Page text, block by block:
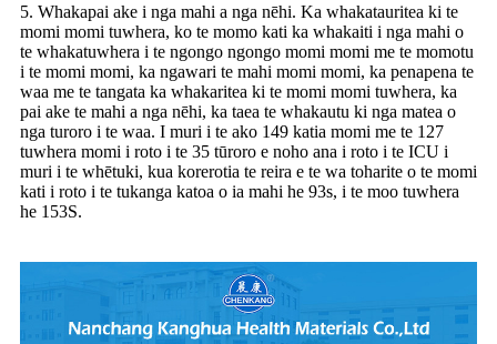
5. Whakapai ake i nga mahi a nga nēhi. Ka whakatauritea ki te
momi momi tuwhera, ko te momo kati ka whakaiti i nga mahi o
te whakatuwhera i te ngongo ngongo momi momi me te momotu
i te momi momi, ka ngawari te mahi momi momi, ka penapena te
waa me te tangata ka whakaritea ki te momi momi tuwhera, ka
pai ake te mahi a nga nēhi, ka taea te whakautu ki nga matea o
nga turoro i te waa. I muri i te ako 149 katia momi me te 127
tuwhera momi i roto i te 35 tūroro e noho ana i roto i te ICU i
muri i te whētuki, kua korerotia te reira e te wa toharite o te momi
kati i roto i te tukanga katoa o ia mahi he 93s, i te moo tuwhera
he 153S.